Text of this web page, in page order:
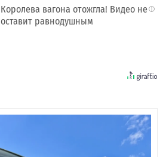
i
Королева вагона отожгла! Видео не
оставит равнодушным